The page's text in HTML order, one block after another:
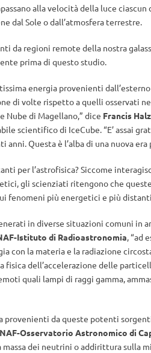
alla velocità della luce
dal Sole o dall’atmosfera terrestre.
da regioni remote della nostra
prima di questo studio.
energia provenienti
di volte rispetto a quelli osservati
Nube di Magellano,” dice Francis
scientifico di IceCube. “E’ assai
Questa è l’alba di una nuova era
per l’astrofisica? Siccome
gli scienziati ritengono che
fenomeni più energetici e più
in diverse situazioni comuni in
Istituto di Radioastronomia, “ad
con la materia e la radiazione
dell’accelerazione delle
quali lampi di raggi gamma,
provenienti da queste potenti
Osservatorio Astronomico di
dei neutrini o addirittura sulla